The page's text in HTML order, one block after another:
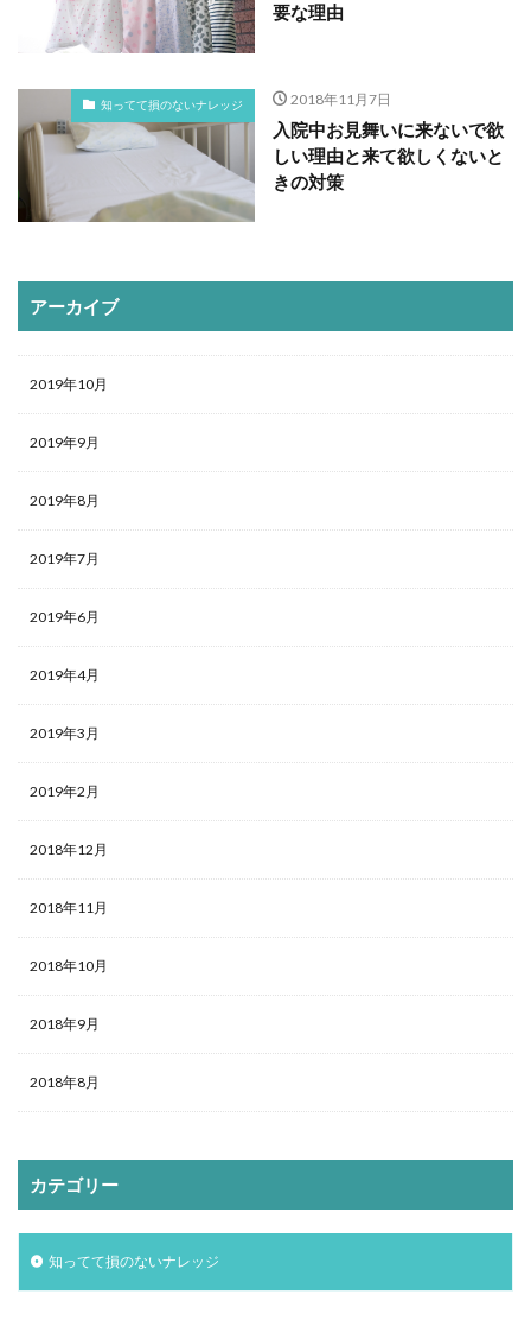
要な理由
知ってて損のないナレッジ 2018年11月7日
入院中お見舞いに来ないで欲
しい理由と来て欲しくないと
きの対策
アーカイブ
2019年10月
2019年9月
2019年8月
2019年7月
2019年6月
2019年4月
2019年3月
2019年2月
2018年12月
2018年11月
2018年10月
2018年9月
2018年8月
カテゴリー
知ってて損のないナレッジ